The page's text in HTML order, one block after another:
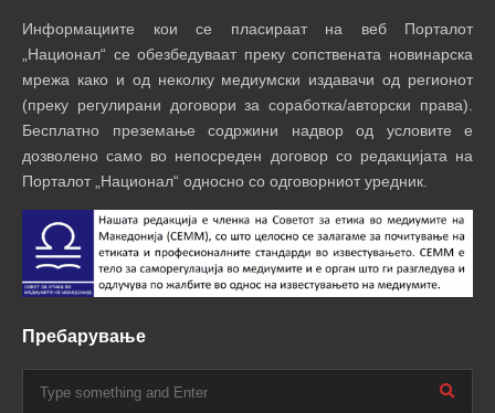
Информациите кои се пласираат на веб Порталот
„Национал“ се обезбедуваат преку сопствената новинарска
мрежа како и од неколку медиумски издавачи од регионот
(преку регулирани договори за соработка/авторски права).
Бесплатно преземање содржини надвор од условите е
дозволено само во непосреден договор со редакцијата на
Порталот „Национал“ односно со одговорниот уредник.
Пребарување